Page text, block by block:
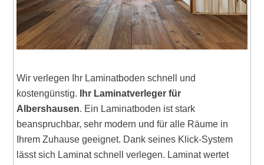
Wir verlegen Ihr Laminatboden schnell und
kostengünstig.
Ihr Laminatverleger für
Albershausen. Ein Laminatboden ist stark
beanspruchbar, sehr modern und für alle Räume in
Ihrem Zuhause geeignet. Dank seines Klick-System
lässt sich Laminat schnell verlegen. Laminat wertet